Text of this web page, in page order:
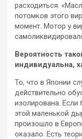
расходиться.
потомков этого
момент. Мотор у
Вероятность
индивидуальна,
То, что в Японии
действительно
изолирована.
этой маленькой
произошло в
оказало. Есть